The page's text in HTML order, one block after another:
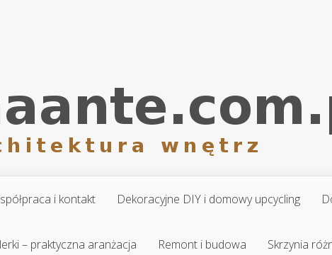
i kontakt Dekoracyjne DIY i domowy upcycling
– praktyczna aranżacja Remont i budowa Skrzynia